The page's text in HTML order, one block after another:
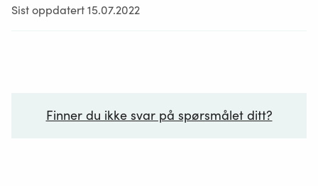
Sist oppdatert 15.07.2022
Finner du ikke svar på spørsmålet ditt?